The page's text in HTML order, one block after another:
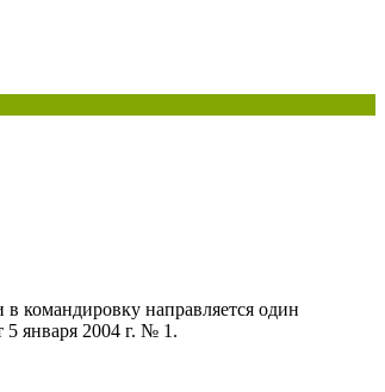
командировку направляется один
января 2004 г. № 1.